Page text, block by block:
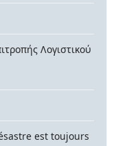
Λογιστικού
est toujours